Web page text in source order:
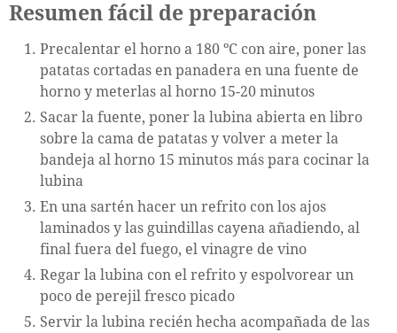
Resumen fácil de preparación
Precalentar el horno a 180 ºC con aire, poner las
patatas cortadas en panadera en una fuente de
horno y meterlas al horno 15-20 minutos
Sacar la fuente, poner la lubina abierta en libro
sobre la cama de patatas y volver a meter la
bandeja al horno 15 minutos más para cocinar la
lubina
En una sartén hacer un refrito con los ajos
laminados y las guindillas cayena añadiendo, al
final fuera del fuego, el vinagre de vino
Regar la lubina con el refrito y espolvorear un
poco de perejil fresco picado
Servir la lubina recién hecha acompañada de las